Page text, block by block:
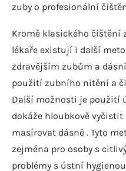
zuby o profesionální
Kromě klasického čištění
lékaře existují i ​​další
zdravějším zubům a
použití zubního nitění a
Další možnosti je použití
dokáže hloubkově
masírovat dásně . Tyto
zejména pro osoby s
problémy s ústní